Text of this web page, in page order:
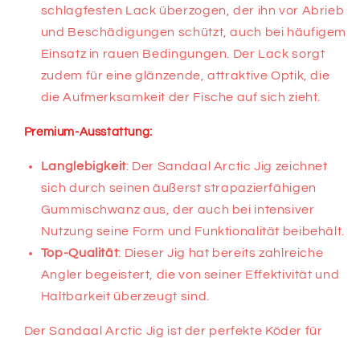
schlagfesten Lack überzogen, der ihn vor Abrieb
und Beschädigungen schützt, auch bei häufigem
Einsatz in rauen Bedingungen. Der Lack sorgt
zudem für eine glänzende, attraktive Optik, die
die Aufmerksamkeit der Fische auf sich zieht.
Premium-Ausstattung:
Langlebigkeit: Der Sandaal Arctic Jig zeichnet
sich durch seinen äußerst strapazierfähigen
Gummischwanz aus, der auch bei intensiver
Nutzung seine Form und Funktionalität beibehält.
Top-Qualität: Dieser Jig hat bereits zahlreiche
Angler begeistert, die von seiner Effektivität und
Haltbarkeit überzeugt sind.
Der Sandaal Arctic Jig ist der perfekte Köder für